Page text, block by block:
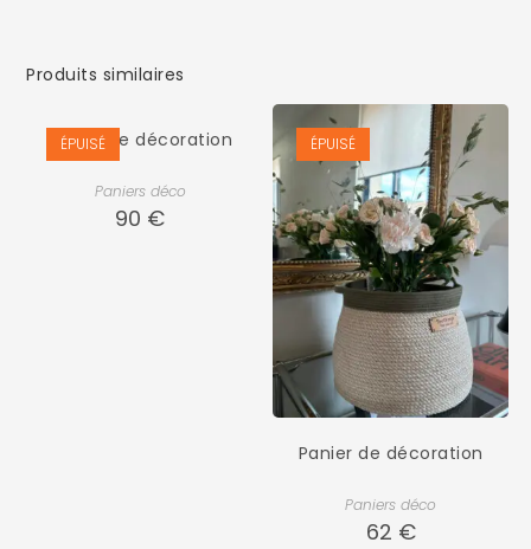
Produits similaires
ÉPUISÉ
Panier de décoration
Paniers déco
90 €
ÉPUISÉ
Panier de décoration
Paniers déco
62 €